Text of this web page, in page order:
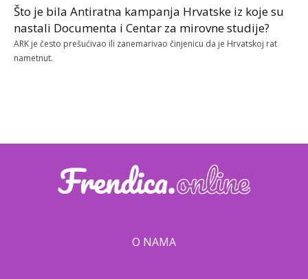
Što je bila Antiratna kampanja Hrvatske iz koje su
nastali Documenta i Centar za mirovne studije?
ARK je često prešućivao ili zanemarivao činjenicu da je Hrvatskoj rat
nametnut.
O NAMA